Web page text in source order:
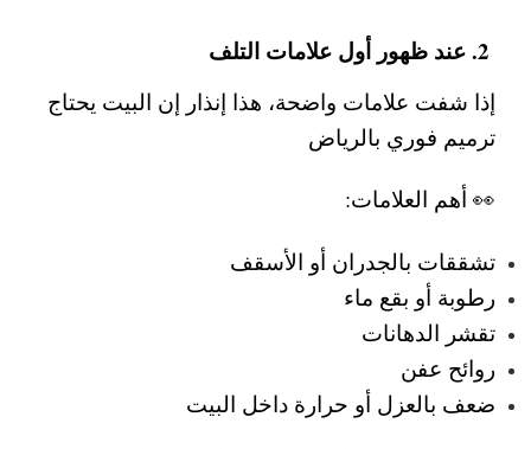
إذا شفت علامات واضحة، هذا إنذار إن البيت يحتاج
ترميم فوري بالرياض
👀 أهم العلامات:
تشققات بالجدران أو الأسقف
رطوبة أو بقع ماء
تقشر الدهانات
روائح عفن
ضعف بالعزل أو حرارة داخل البيت